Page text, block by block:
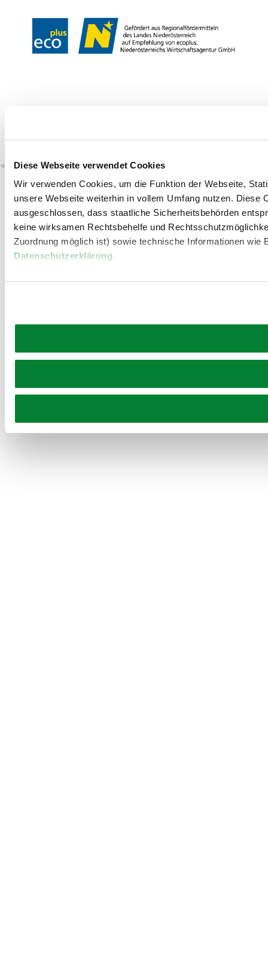
Diese Webseite verwendet Cookies
Wir verwenden Cookies, um die Funktion der Webseite,
unsere Webseite weiterhin in vollem Umfang nutzen.
ausgeschlossen, dass staatliche Sicherheitsbehörden
keine wirksamen Rechtsbehelfe und
Zuordnung möglich ist) sowie technische Informationen
Datenschutzerklärung.